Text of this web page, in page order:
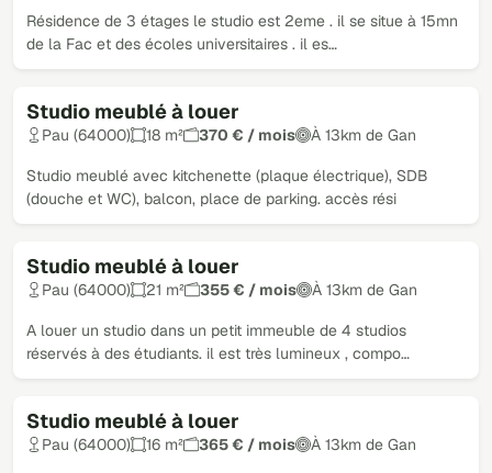
Résidence de 3 étages le studio est 2eme . il se situe à 15mn
de la Fac et des écoles universitaires . il es…
Studio meublé à louer
Loué
Pau (64000) 18 m² 370 € / mois À 13km de Gan
Studio meublé avec kitchenette (plaque électrique), SDB
(douche et WC), balcon, place de parking. accès rési
Studio meublé à louer
Loué
Pau (64000) 21 m² 355 € / mois À 13km de Gan
A louer un studio dans un petit immeuble de 4 studios
réservés à des étudiants. il est très lumineux , compo…
Studio meublé à louer
Loué
Pau (64000) 16 m² 365 € / mois À 13km de Gan